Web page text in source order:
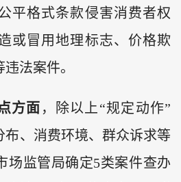
平格式条款侵害消费者权
或冒用地理标志、价格欺
法案件。
方面 ，除以上“规定动作”
布、消费环境、群众诉求等
场监管局确定5类案件查办